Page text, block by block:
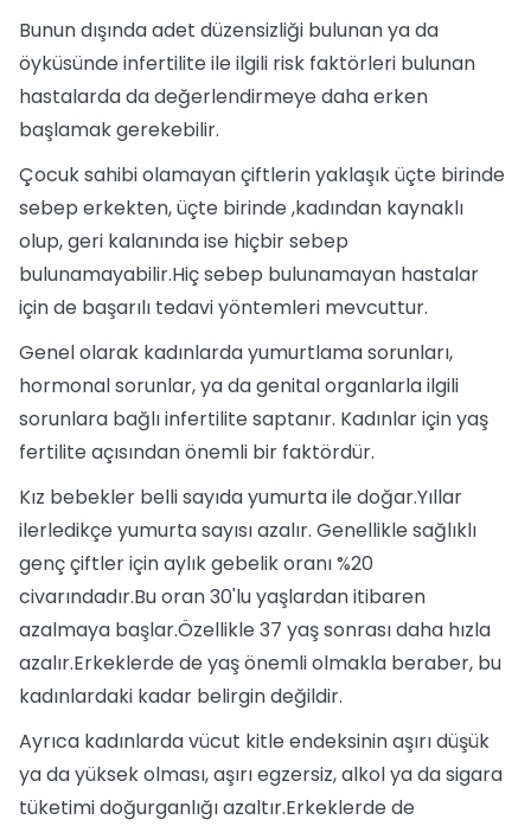
Bunun dışında adet düzensizliği bulunan ya da
öyküsünde infertilite ile ilgili risk faktörleri bulunan
hastalarda da değerlendirmeye daha erken
başlamak gerekebilir.
Çocuk sahibi olamayan çiftlerin yaklaşık üçte birinde
sebep erkekten, üçte birinde ,kadından kaynaklı
olup, geri kalanında ise hiçbir sebep
bulunamayabilir.Hiç sebep bulunamayan hastalar
için de başarılı tedavi yöntemleri mevcuttur.
Genel olarak kadınlarda yumurtlama sorunları,
hormonal sorunlar, ya da genital organlarla ilgili
sorunlara bağlı infertilite saptanır. Kadınlar için yaş
fertilite açısından önemli bir faktördür.
Kız bebekler belli sayıda yumurta ile doğar.Yıllar
ilerledikçe yumurta sayısı azalır. Genellikle sağlıklı
genç çiftler için aylık gebelik oranı %20
civarındadır.Bu oran 30'lu yaşlardan itibaren
azalmaya başlar.Özellikle 37 yaş sonrası daha hızla
azalır.Erkeklerde de yaş önemli olmakla beraber, bu
kadınlardaki kadar belirgin değildir.
Ayrıca kadınlarda vücut kitle endeksinin aşırı düşük
ya da yüksek olması, aşırı egzersiz, alkol ya da sigara
tüketimi doğurganlığı azaltır.Erkeklerde de